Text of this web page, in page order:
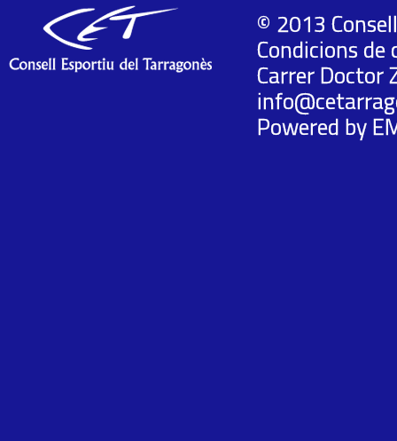
© 2013
Condicions
Carrer Doctor
Powered by